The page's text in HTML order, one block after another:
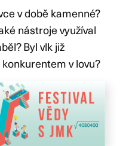
v době kamenné?
nástroje využíval
Byl vlk již
v lovu?